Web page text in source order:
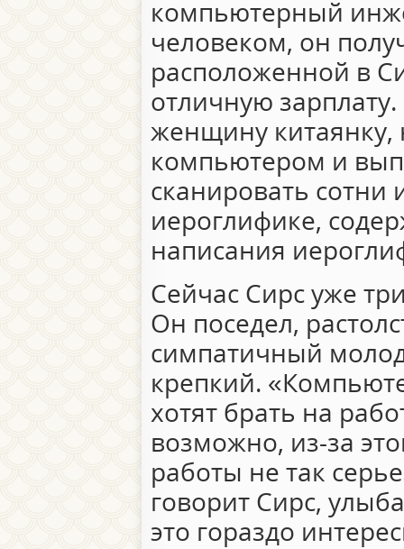
компьютерный
человеком, он
расположенной в
отличную
женщину китаянку,
компьютером и
сканировать сотни
иероглифике,
написания
Сейчас Сирс уже
Он поседел,
симпатичный
крепкий.
хотят брать на
возможно, из-за
работы не так
говорит Сирс,
это гораздо